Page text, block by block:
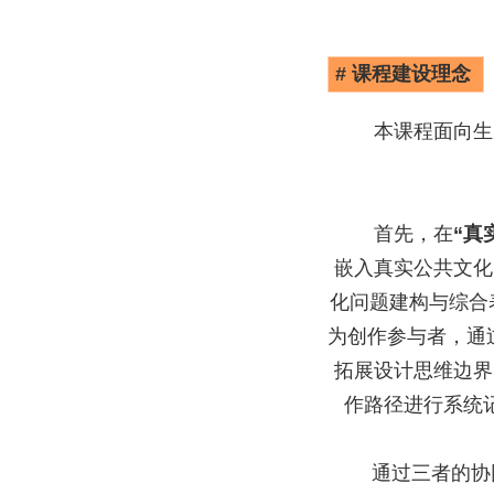
# 课程建设理念
本课程面向
首先，在“真
嵌入真实公共文
化问题建构与综
为创作参与者，
拓展设计思维边
作路径进行系统
通过三者的